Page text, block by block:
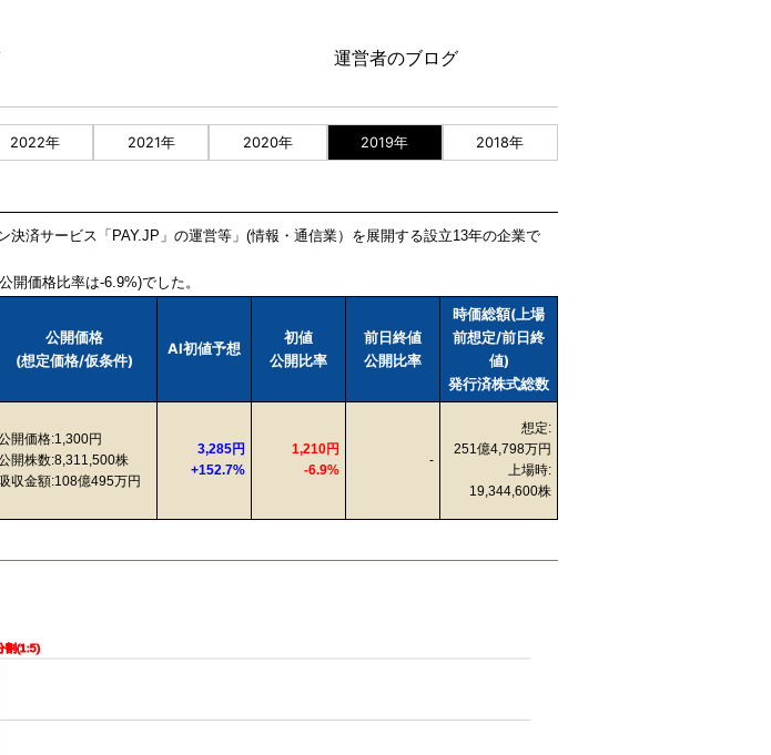
運営者のブログ
2022年 2021年 2020年 2019年 2018年
済サービス「PAY.JP」の運営等」(情報・通信業）を展開する設立13年の企業で
開価格比率は-6.9%)でした。
公開価格
(想定価格/仮条件)
AI初値予想
初値
公開比率
前日終値
公開比率
時価総額(上場
前想定/前日終
値)
発行済株式総数
開価格:1,300円
開株数:8,311,500株
吸収金額:108億495万円
3,285円
+152.7%
1,210円
-6.9%
-
想定:
251億4,798万円
上場時:
19,344,600株
割(1:5)